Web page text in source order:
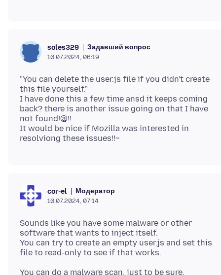
soles329 Задавший вопрос
10.07.2024, 06:19
"You can delete the user.js file if you didn't create
this file yourself."
I have done this a few time ansd it keeps coming
back? there is another issue going on that I have
not found!@!!
It would be nice if Mozilla was interested in
cor-el Модератор
10.07.2024, 07:14
Sounds like you have some malware or other
software that wants to inject itself.
You can try to create an empty user.js and set this